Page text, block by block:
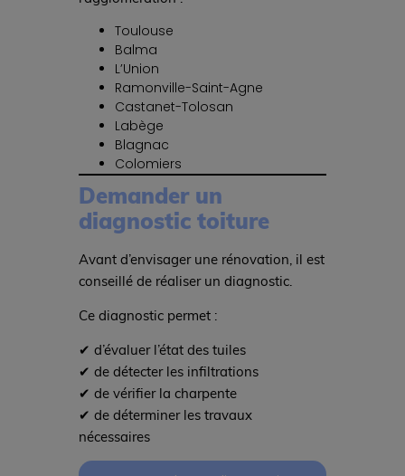
Toulouse
Balma
L’Union
Ramonville-Saint-Agne
Castanet-Tolosan
Labège
Blagnac
Colomiers
Demander un
diagnostic toiture
Avant d’envisager une rénovation, il est
conseillé de réaliser un diagnostic.
Ce diagnostic permet :
✔ d’évaluer l’état des tuiles
✔ de détecter les infiltrations
✔ de vérifier la charpente
✔ de déterminer les travaux
nécessaires